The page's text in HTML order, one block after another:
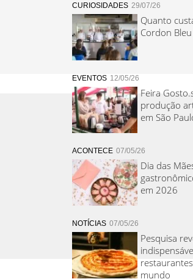
CURIOSIDADES 29/07/26
Quanto
Cordon
EVENTOS 12/05/26
Feira
produção
em São
ACONTECE 07/05/26
Dia das
em 2026
NOTÍCIAS 07/05/26
Pesquisa
mundo